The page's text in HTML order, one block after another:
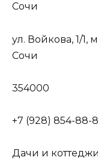
Сочи
ул. Войкова, 1/
Сочи
354000
+7 (928) 854-88-
Дачи и